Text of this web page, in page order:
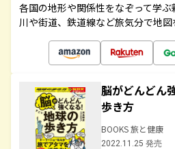
各国の地形や関係性をなぞって学ぶ
川や街道、鉄道線など旅気分で地図
脳がどんどん
歩き方
BOOKS 旅と健康
2022.11.25 発売